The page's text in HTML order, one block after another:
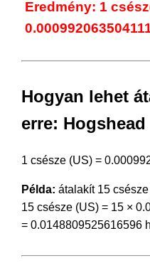
Eredmény: 1
Hogyan lehet
erre: Hogshead
1 csésze (US) =
Példa: átalakít 15
15 csésze (US) = 15 ×
= 0.0148809525616596